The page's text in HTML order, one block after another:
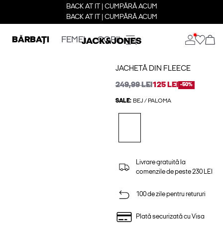
BACK AT IT | CUMPĂRĂ ACUM
BACK AT IT | CUMPĂRĂ ACUM
BĂRBAȚI FEMEI COPII
JACHETĂ DIN FLEECE
249,99 LEI125 LEI -50%
SALE: BEJ / PALOMA
Livrare gratuită la
comenzile de peste 230 LEI
100 de zile pentru retururi
Plată securizată cu Visa